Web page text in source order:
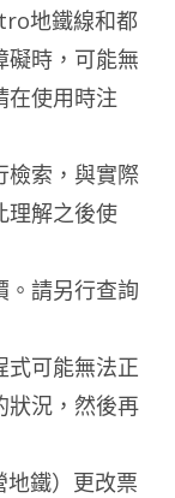
地鐵線和都
礙時，可能無
在使用時注
檢索，與實際
理解之後使
。請另行查詢
式可能無法正
狀況，然後再
鐵）更改票